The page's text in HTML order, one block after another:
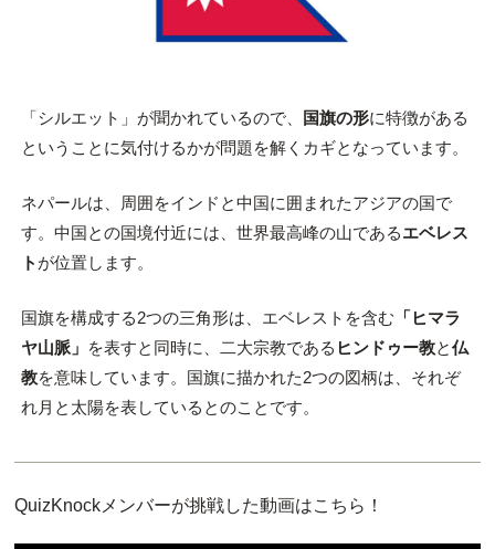
「シルエット」が聞かれているので、 国旗の形に特徴がある
ということに気付けるかが問題を解くカギとなっています。
ネパールは、周囲をインドと中国に囲まれたアジアの国で
す。中国との国境付近には、世界最高峰の山であるエベレス
ト が位置します。
国旗を構成する2つの三角形は、エベレストを含む 「ヒマラ
ヤ山脈」 を表すと同時に、二大宗教である ヒンドゥー教と仏
教を意味しています。国旗に描かれた2つの図柄は、それぞ
れ月と太陽を表しているとのことです。
QuizKnockメンバーが挑戦した動画はこちら！